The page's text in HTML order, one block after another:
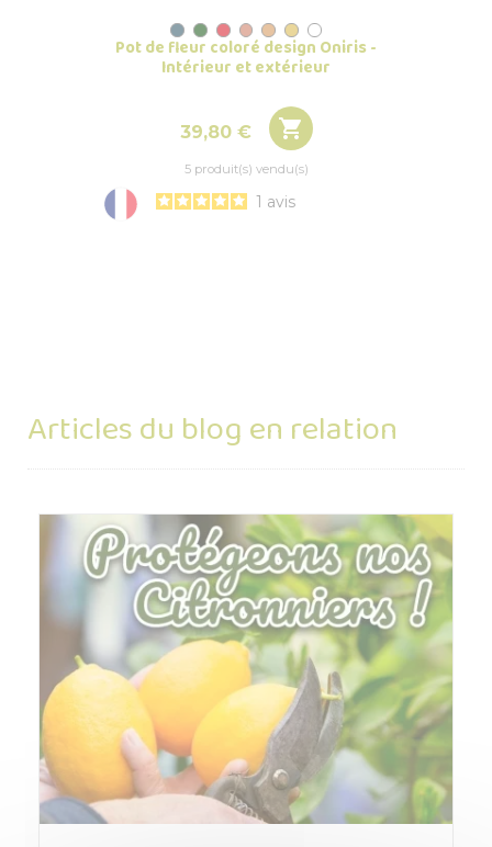
Pot de fleur coloré design Oniris -
Intérieur et extérieur
Prix
39,80 € 
5 produit(s) vendu(s)
1 avis
Articles du blog en relation